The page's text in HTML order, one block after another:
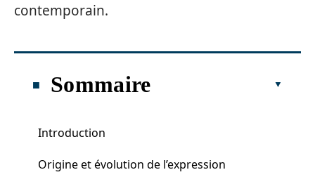
contemporain.
Sommaire
Introduction
Origine et évolution de l’expression